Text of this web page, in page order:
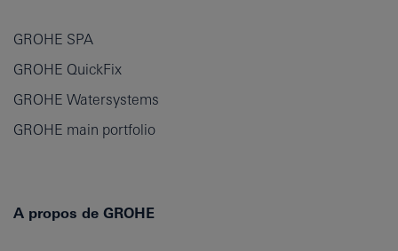
GROHE SPA
GROHE QuickFix
GROHE Watersystems
GROHE main portfolio
A propos de GROHE